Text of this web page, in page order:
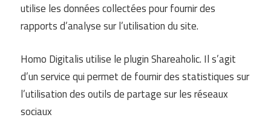
utilise les données collectées pour fournir des
rapports d’analyse sur l’utilisation du site.
Homo Digitalis utilise le plugin Shareaholic. Il s’agit
d’un service qui permet de fournir des statistiques sur
l’utilisation des outils de partage sur les réseaux
sociaux